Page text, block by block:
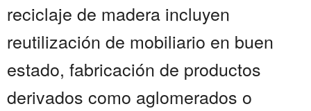
reciclaje de madera incluyen
reutilización de mobiliario en buen
estado, fabricación de productos
derivados como aglomerados o